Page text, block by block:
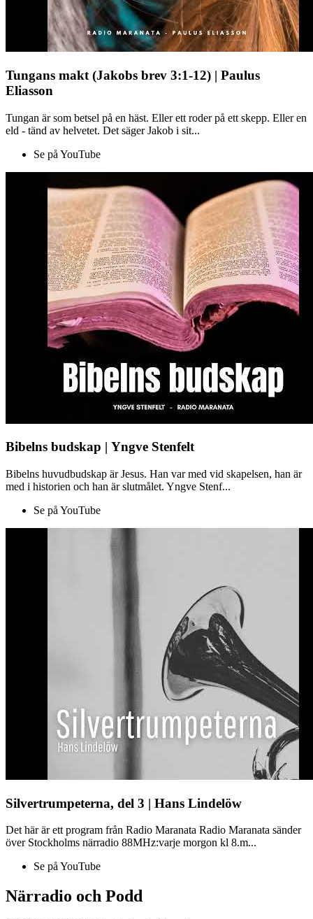
Tungans makt (Jakobs brev 3:1-12) | Paulus
Eliasson
Tungan är som betsel på en häst. Eller ett roder på ett skepp. Eller en
eld - tänd av helvetet. Det säger Jakob i sit...
Se på YouTube
Bibelns budskap | Yngve Stenfelt
Bibelns huvudbudskap är Jesus. Han var med vid skapelsen, han är
med i historien och han är slutmålet. Yngve Stenf...
Se på YouTube
Silvertrumpeterna, del 3 | Hans Lindelöw
Det här är ett program från Radio Maranata Radio Maranata sänder
över Stockholms närradio 88MHz:varje morgon kl 8.m...
Se på YouTube
Närradio och Podd